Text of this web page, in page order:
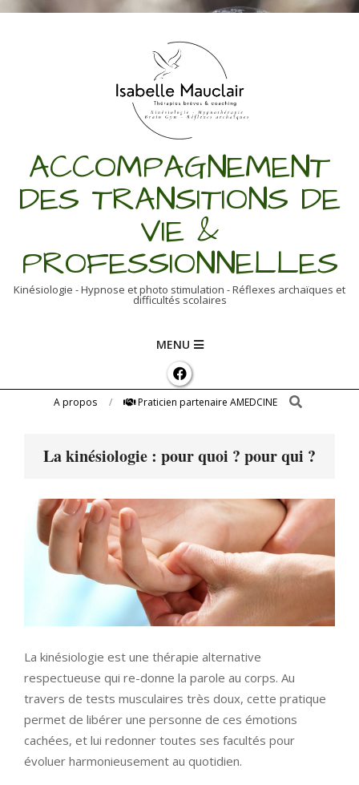
ACCOMPAGNEMENT
DES TRANSITIONS DE
VIE &
PROFESSIONNELLES
Kinésiologie - Hypnose et photo stimulation - Réflexes archaïques et
difficultés scolaires
MENU
A propos Praticien partenaire AMEDCINE Search
La kinésiologie : pour quoi ? pour qui ?
La kinésiologie est une thérapie alternative
respectueuse qui re-donne la parole au corps. Au
travers de tests musculaires très doux, cette pratique
permet de libérer une personne de ces émotions
cachées, et lui redonner toutes ses facultés pour
évoluer harmonieusement au quotidien.